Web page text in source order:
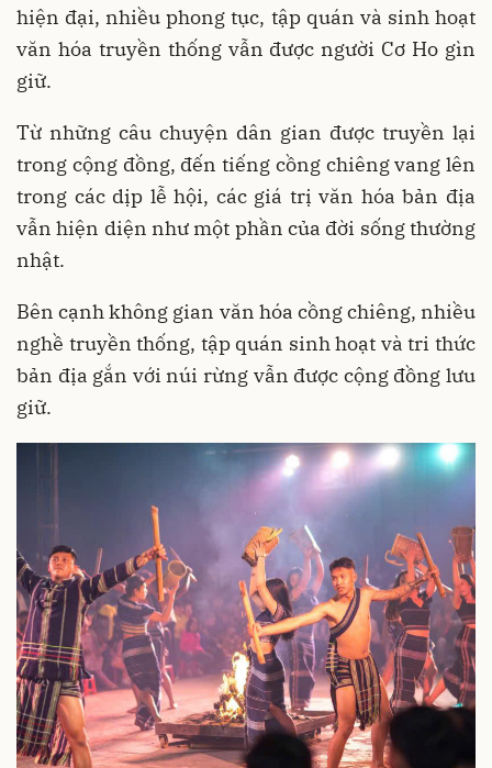
hiện đại, nhiều phong tục, tập quán và sinh hoạt
văn hóa truyền thống vẫn được người Cơ Ho gìn
giữ.
Từ những câu chuyện dân gian được truyền lại
trong cộng đồng, đến tiếng cồng chiêng vang lên
trong các dịp lễ hội, các giá trị văn hóa bản địa
vẫn hiện diện như một phần của đời sống thường
nhật.
Bên cạnh không gian văn hóa cồng chiêng, nhiều
nghề truyền thống, tập quán sinh hoạt và tri thức
bản địa gắn với núi rừng vẫn được cộng đồng lưu
giữ.